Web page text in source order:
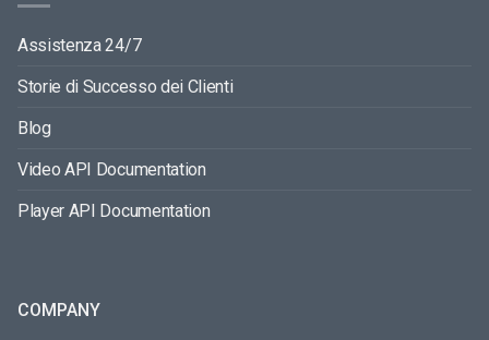
Assistenza 24/7
Storie di Successo dei Clienti
Blog
Video API Documentation
Player API Documentation
COMPANY